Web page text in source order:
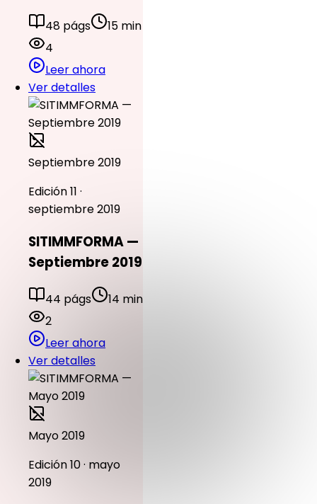
48 págs
15 min
4
Leer ahora
Ver detalles
Septiembre 2019
Edición 11 ·
septiembre 2019
SITIMMFORMA —
Septiembre 2019
44 págs
14 min
2
Leer ahora
Ver detalles
Mayo 2019
Edición 10 · mayo
2019